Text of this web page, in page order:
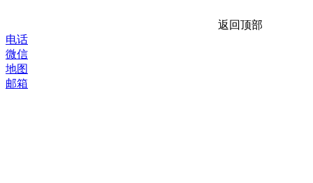
返回顶部
电话
微信
地图
邮箱